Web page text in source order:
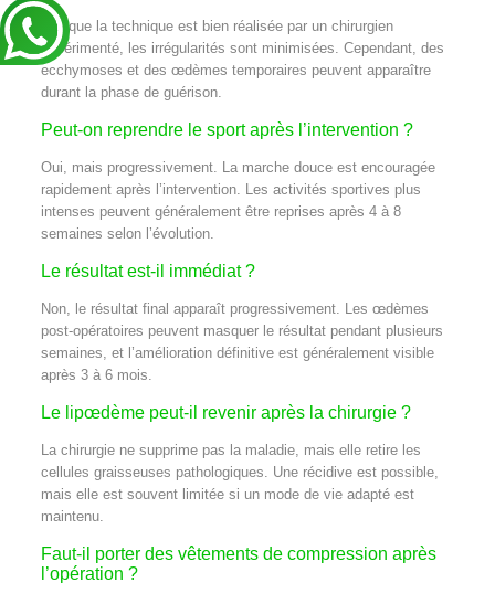
Lorsque la technique est bien réalisée par un chirurgien
expérimenté, les irrégularités sont minimisées. Cependant, des
ecchymoses et des œdèmes temporaires peuvent apparaître
durant la phase de guérison.
Peut-on reprendre le sport après l’intervention ?
Oui, mais progressivement. La marche douce est encouragée
rapidement après l’intervention. Les activités sportives plus
intenses peuvent généralement être reprises après 4 à 8
semaines selon l’évolution.
Le résultat est-il immédiat ?
Non, le résultat final apparaît progressivement. Les œdèmes
post-opératoires peuvent masquer le résultat pendant plusieurs
semaines, et l’amélioration définitive est généralement visible
après 3 à 6 mois.
Le lipœdème peut-il revenir après la chirurgie ?
La chirurgie ne supprime pas la maladie, mais elle retire les
cellules graisseuses pathologiques. Une récidive est possible,
mais elle est souvent limitée si un mode de vie adapté est
maintenu.
Faut-il porter des vêtements de compression après
l’opération ?